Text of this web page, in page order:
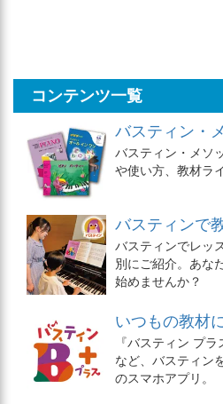
コンテンツ一覧
バスティン・
バスティン・メソ
や使い方、教材ラ
バスティンで
バスティンでレッ
別にご紹介。あな
始めませんか？
いつもの教材
『バスティン プ
など、バスティン
のスマホアプリ。